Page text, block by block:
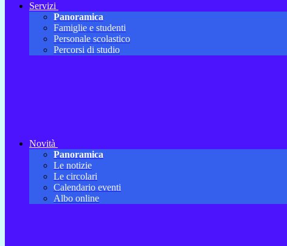
Servizi
Panoramica
Famiglie e studenti
Personale scolastico
Percorsi di studio
Novità
Panoramica
Le notizie
Le circolari
Calendario eventi
Albo online